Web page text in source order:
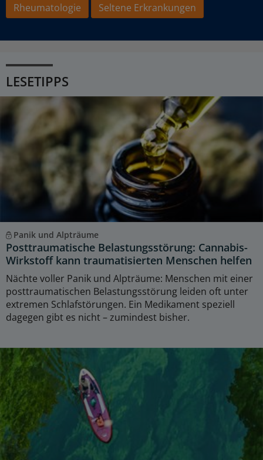
Rheumatologie
Seltene Erkrankungen
LESETIPPS
Panik und Alpträume
Posttraumatische Belastungsstörung: Cannabis-
Wirkstoff kann traumatisierten Menschen helfen
Nächte voller Panik und Alpträume: Menschen mit einer
posttraumatischen Belastungsstörung leiden oft unter
extremen Schlafstörungen. Ein Medikament speziell
dagegen gibt es nicht – zumindest bisher.